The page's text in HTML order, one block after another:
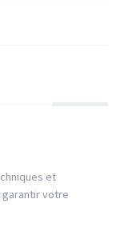
et
garantir votre